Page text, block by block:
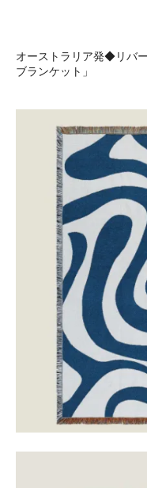
オーストラリア発◆リバ
ブランケット」